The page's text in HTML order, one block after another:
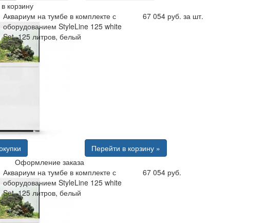
корзину
Аквариум на тумбе в комплекте с
оборудованием StyleLine 125 white
Set, 125 литров, белый
67 054 руб. за шт.
Перейти в корзину »
Оформление заказа
Аквариум на тумбе в комплекте с
оборудованием StyleLine 125 white
Set, 125 литров, белый
67 054 руб.